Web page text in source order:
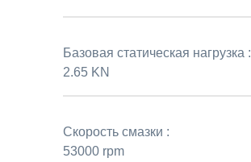
Базовая статическая нагрузка :
2.65 KN
Скорость смазки :
53000 rpm